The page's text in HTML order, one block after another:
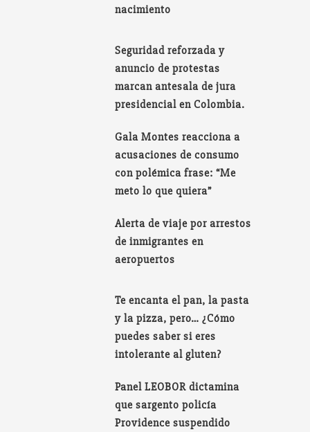
nacimiento
Seguridad reforzada y
anuncio de protestas
marcan antesala de jura
presidencial en Colombia.
Gala Montes reacciona a
acusaciones de consumo
con polémica frase: “Me
meto lo que quiera”
Alerta de viaje por arrestos
de inmigrantes en
aeropuertos
Te encanta el pan, la pasta
y la pizza, pero… ¿Cómo
puedes saber si eres
intolerante al gluten?
Panel LEOBOR dictamina
que sargento policía
Providence suspendido